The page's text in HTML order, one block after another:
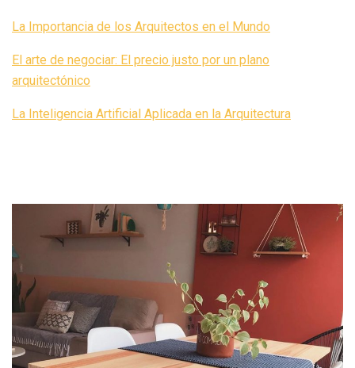
La Importancia de los Arquitectos en el Mundo
El arte de negociar: El precio justo por un plano
arquitectónico
La Inteligencia Artificial Aplicada en la Arquitectura